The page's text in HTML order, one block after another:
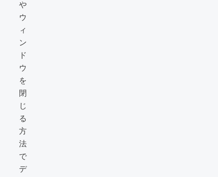
や
ウ
ィ
ン
ド
ウ
を
閉
じ
る
方
法
で
デ